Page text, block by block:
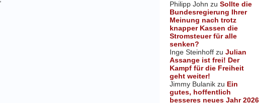
Philipp John zu Sollte die
Bundesregierung Ihrer
Meinung nach trotz
knapper Kassen die
Stromsteuer für alle
senken?
Inge Steinhoff zu Julian
Assange ist frei! Der
Kampf für die Freiheit
geht weiter!
Jimmy Bulanik zu Ein
gutes, hoffentlich
besseres neues Jahr 2026